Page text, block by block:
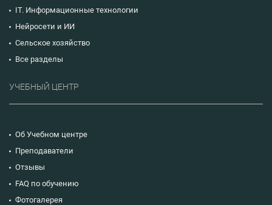
IT. Информационные технологии
Нейросети и ИИ
Сельское хозяйство
Все разделы
УЧЕБНЫЙ ЦЕНТР
Об Учебном центре
Преподаватели
Отзывы
FAQ по обучению
Фотогалерея